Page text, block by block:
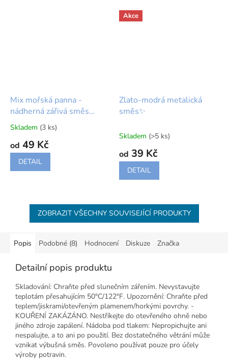
Mix mořská panna -
nádherná zářivá směs
čokoládových a cukrových
kuliček🐟🧜‍♀️
Průměrné
hodnocení
produktu
5,0
Skladem (3 ks)
od 49 Kč
DETAIL
Akce
Zlato-modrá metalická
směs✨
Skladem (>5 ks)
od 39 Kč
DETAIL
ZOBRAZIT VŠECHNY SOUVISEJÍCÍ PRODUKTY
Popis Podobné (8) Hodnocení Diskuze Značka
Detailní popis produktu
Skladování: Chraňte před slunečním zářením. Nevystavujte
teplotám přesahujícím 50°C/122°F. Upozornění: Chraňte před
teplem/jiskrami/otevřeným plamenem/horkými povrchy. -
KOUŘENÍ ZAKÁZÁNO. Nestříkejte do otevřeného ohně nebo
jiného zdroje zapálení. Nádoba pod tlakem: Nepropichujte ani
nespalujte, a to ani po použití. Bez dostatečného větrání může
vznikat výbušná směs. Povoleno používat pouze pro účely
výroby potravin.